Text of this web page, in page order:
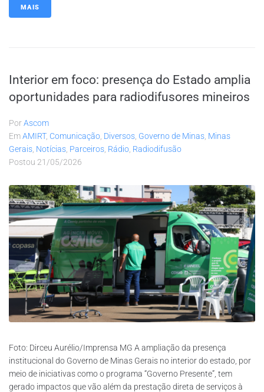
MAIS
Interior em foco: presença do Estado amplia
oportunidades para radiodifusores mineiros
PorAscom
EmAMIRT, Comunicação Diversos Governo de Minas Minas
Gerais Notícias Parceiros Rádio Radiodifusão
Postou 21/05/2026
Foto: Dirceu Aurélio/Imprensa MG A ampliação da presença
institucional do Governo de Minas Gerais no interior do estado, por
meio de iniciativas como o programa “Governo Presente”, tem
gerado impactos que vão além da prestação direta de serviços à